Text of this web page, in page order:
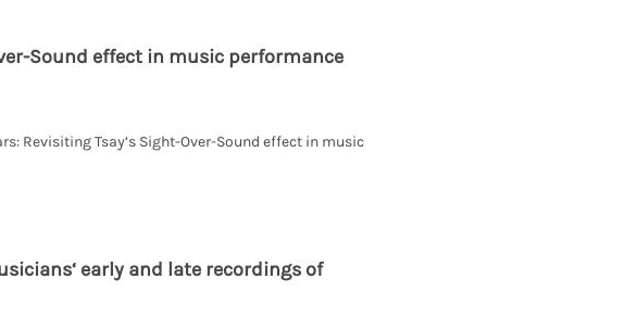
Sound effect in music performance
Revisiting Tsay’s Sight-Over-Sound effect in music
early and late recordings of